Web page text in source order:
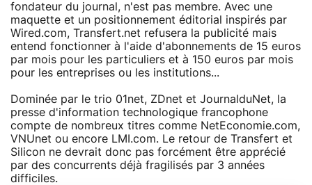
fondateur du journal, n'est pas membre. Avec une
maquette et un positionnement éditorial inspirés par
Wired.com, Transfert.net refusera la publicité mais
entend fonctionner à l'aide d'abonnements de 15 euros
par mois pour les particuliers et à 150 euros par mois
pour les entreprises ou les institutions...
Dominée par le trio 01net, ZDnet et JournalduNet, la
presse d'information technologique francophone
compte de nombreux titres comme NetEconomie.com,
VNUnet ou encore LMI.com. Le retour de Transfert et
Silicon ne devrait donc pas forcément être apprécié
par des concurrents déjà fragilisés par 3 années
difficiles.